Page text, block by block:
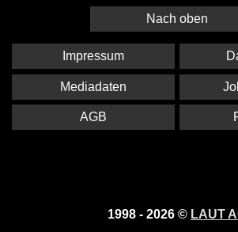
Nach oben
1998 - 2026 © LAUT
Impressum
Mediadaten
AGB